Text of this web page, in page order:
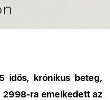
idős, krónikus beteg,
2998-ra emelkedett az